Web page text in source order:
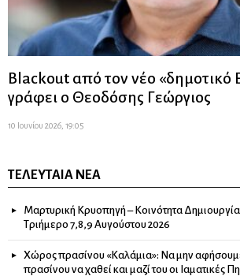
Blackout από τον νέο «δημοτικό
γράφει ο Θεοδόσης Γεώργιος
10 Ιουνίου 2026, 19:05
ΤΕΛΕΥΤΑΊΑ ΝΈΑ
Μαρτυρική Κρυοπηγή – Κοινότητα
Τριήμερο 7,8,9 Αυγούστου 2026
Χώρος πρασίνου «Καλάμια»: Να μην
πρασίνου να χαθεί και μαζί του οι Ιαματικές